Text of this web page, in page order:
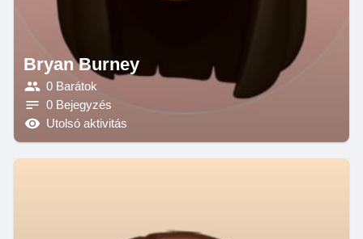
Bryan Burney
0 Barátok
0 Bejegyzés
Utolsó aktivitás